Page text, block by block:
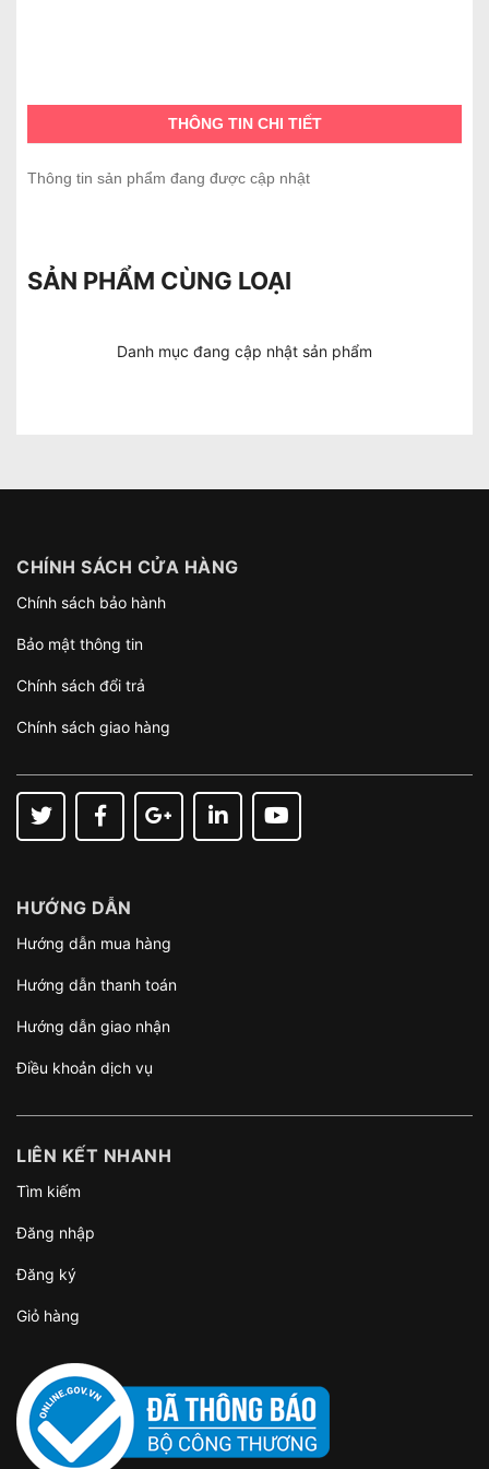
THÔNG TIN CHI TIẾT
Thông tin sản phẩm đang được cập nhật
SẢN PHẨM CÙNG LOẠI
Danh mục đang cập nhật sản phẩm
CHÍNH SÁCH CỬA HÀNG
Chính sách bảo hành
Bảo mật thông tin
Chính sách đổi trả
Chính sách giao hàng
HƯỚNG DẪN
Hướng dẫn mua hàng
Hướng dẫn thanh toán
Hướng dẫn giao nhận
Điều khoản dịch vụ
LIÊN KẾT NHANH
Tìm kiếm
Đăng nhập
Đăng ký
Giỏ hàng